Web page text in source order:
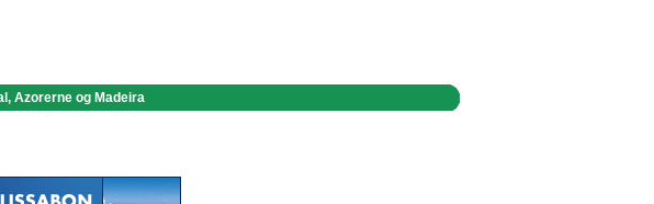
Azorerne og Madeira